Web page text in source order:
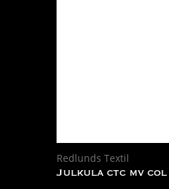
Redlunds Textil
Julkula ctc mv col